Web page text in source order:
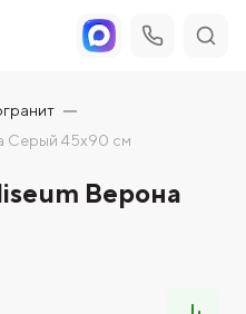
Серый 45х90 см
Верона